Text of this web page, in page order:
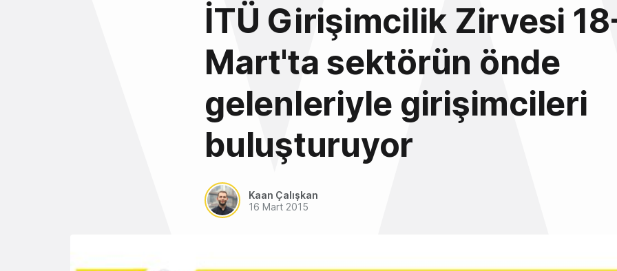
İTÜ Girişimcilik Zirvesi
Mart'ta sektörün önde
gelenleriyle girişimcileri
buluşturuyor
Kaan Çalışkan
16 Mart 2015